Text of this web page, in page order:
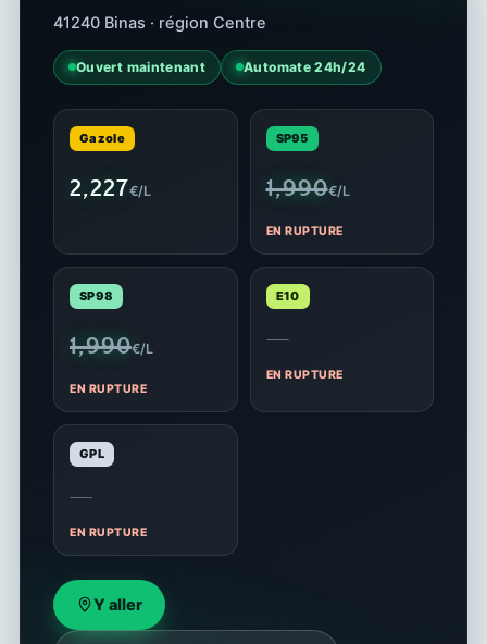
41240 Binas · région Centre
Ouvert maintenant Automate 24h/24
Gazole
2,227€/L
SP95
1,990€/L
EN RUPTURE
SP98
1,990€/L
EN RUPTURE
E10
—
EN RUPTURE
GPL
—
EN RUPTURE
Y aller